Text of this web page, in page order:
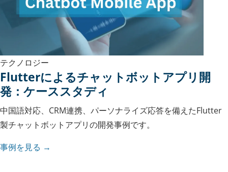
テクノロジー
Flutterによるチャットボットアプリ開
発：ケーススタディ
中国語対応、CRM連携、パーソナライズ応答を備えたFlutter
製チャットボットアプリの開発事例です。
事例を見る →